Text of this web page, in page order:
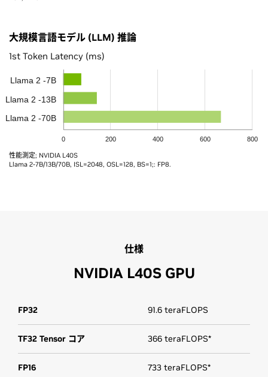
大規模言語モデル (LLM) 推論
1st Token Latency (ms)
0 200 400 600 800
Llama 2 -7B
Llama 2 -13B
Llama 2 -70B
性能測定; NVIDIA L40S
Llama 2-7B/13B/70B, ISL=2048, OSL=128, BS=1;: FP8.
仕様
NVIDIA L40S GPU
FP32 91.6 teraFLOPS
TF32 Tensor コア 366 teraFLOPS*
FP16 733 teraFLOPS*